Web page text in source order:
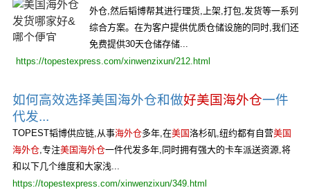
外仓,然后韬博帮其进行理货,上架,打包,发货等一系列
综合方案。在为客户提供优质仓储设施的同时,我们还
免费提供30天仓储存储...
https://topestexpress.com/xinwenzixun/212.html
如何高效选择美国海外仓和做好美国海外仓一件
代发...
TOPEST韬博供应链,从事海外仓多年,在美国洛杉矶,纽约都有自营美国
海外仓,专注美国海外仓一件代发多年,同时拥有强大的卡车派送资源,将
和以下几个维度和大家浅...
https://topestexpress.com/xinwenzixun/349.html